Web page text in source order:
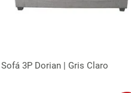
Vista rápida
Sofá 3P Dorian | Gris Claro